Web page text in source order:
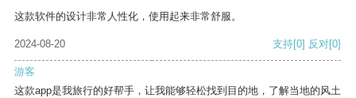
这款软件的设计非常人性化，使用起来非常舒服。
2024-08-20 支持[0] 反对[0]
游客
这款app是我旅行的好帮手，让我能够轻松找到目的地，了解当地的风土